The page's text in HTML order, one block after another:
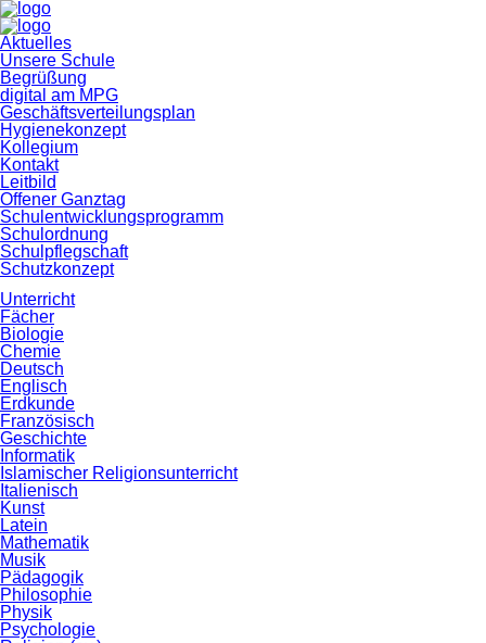
Navigation
überspringen
Aktuelles
Unsere Schule
Begrüßung
digital am MPG
Geschäftsverteilungsplan
Hygienekonzept
Kollegium
Kontakt
Leitbild
Offener Ganztag
Schulentwicklungsprogramm
Schulordnung
Schulpflegschaft
Schutzkonzept
Unterricht
Fächer
Biologie
Chemie
Deutsch
Englisch
Erdkunde
Französisch
Geschichte
Informatik
Islamischer Religionsunterricht
Italienisch
Kunst
Latein
Mathematik
Musik
Pädagogik
Philosophie
Physik
Psychologie